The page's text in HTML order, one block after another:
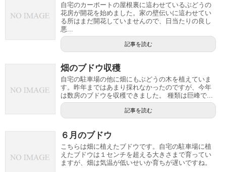
自宅のカーポートの屋根裏に這わせているぶどうの
花房が開花を始めました。家の壁伝いに這わせてい
る所はまだ開花していませんので、日当たりの良し
悪...
記事を読む
畑のブドウ収穫
自宅の駐車場の他に畑にもぶどうの木を植えていま
す。昨年まではあまり採れなかったのですが、今年
は数房のブドウを収穫できました。 種類は巨峰で...
記事を読む
６月のブドウ
こちらは畑に植えたブドウです。自宅の駐車場に植
えたブドウは１センチを超える大きさまで育ってい
ますが、畑は気温が低いせいか育ちが遅いですね。